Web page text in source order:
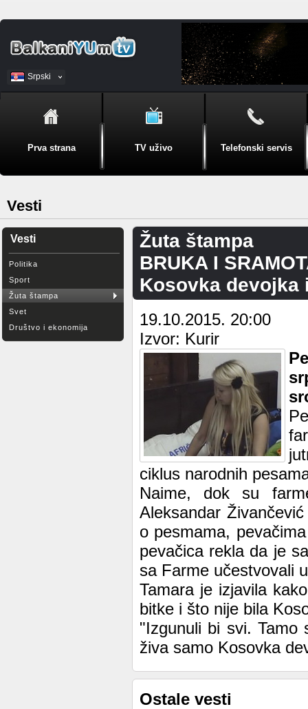
Srpski
BiH
Prva strana TV uživo Telefonski servis
Vesti
Vesti
Politika
Sport
Žuta štampa
Svet
Društvo i ekonomija
Žuta štampa
BRUKA I
Kosovka
19.10.2015. 20:00
Izvor: Kurir
ciklus narodnih
Naime, dok su
Aleksandar
o pesmama,
pevačica rekla da je
sa Farme učestvovali
Tamara je izjavila
bitke i što nije bila
"Izgunuli bi svi. Tamo
živa samo Kosovka
Ostale vesti